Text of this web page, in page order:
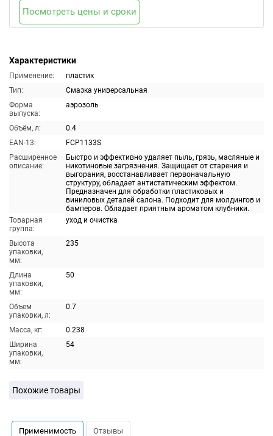
Характеристики
Применение:
пластик
Тип:
Смазка универсальная
Форма
выпуска:
аэрозоль
Объём, л:
0.4
EAN-13:
FCP1133S
Расширенное
описание:
Быстро и эффективно удаляет пыль, грязь, масляные и
никотиновые загрязнения. Защищает от старения и
выгорания, восстанавливает первоначальную
структуру, обладает антистатическим эффектом.
Предназначен для обработки пластиковых и
виниловых деталей салона. Подходит для молдингов и
бамперов. Обладает приятным ароматом клубники.
Товарная
группа:
уход и очистка
Высота
упаковки,
мм:
235
Длина
упаковки,
мм:
50
Объем
упаковки, л:
0.7
Масса, кг:
0.238
Ширина
упаковки,
мм:
54
Посмотреть цены и сроки
Похожие товары
Применимость Отзывы